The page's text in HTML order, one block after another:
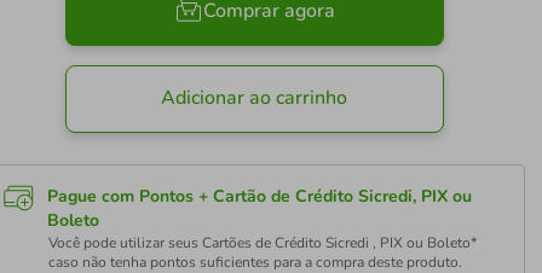
Comprar agora
Adicionar ao carrinho
Pague com Pontos + Cartão de Crédito Sicredi, PIX ou
Boleto
Você pode utilizar seus Cartões de Crédito Sicredi , PIX ou Boleto*
caso não tenha pontos suficientes para a compra deste produto.